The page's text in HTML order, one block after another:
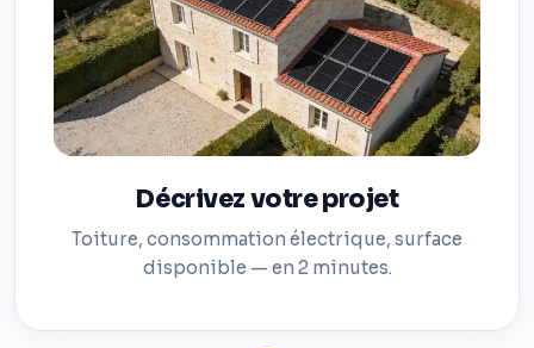
Décrivez votre projet
Toiture, consommation électrique, surface
disponible — en 2 minutes.